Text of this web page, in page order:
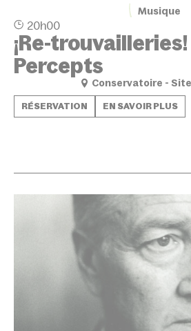
Musique
20h00
¡Re-trouvailleries!
Percepts
Conservatoire -
RÉSERVATION EN SAVOIR PLUS